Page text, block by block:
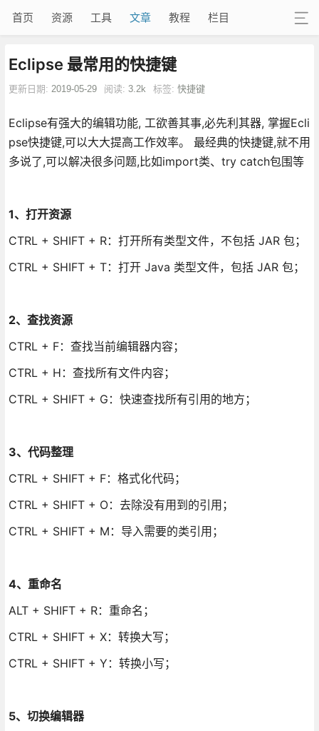
首页 资源 工具 文章 教程 栏目
Eclipse 最常用的快捷键
更新日期: 2019-05-29 阅读: 3.2k 标签: 快捷键
Eclipse有强大的编辑功能, 工欲善其事,必先利其器, 掌握Ecli
pse快捷键,可以大大提高工作效率。 最经典的快捷键,就不用
多说了,可以解决很多问题,比如import类、try catch包围等
1、打开资源
CTRL + SHIFT + R：打开所有类型文件，不包括 JAR 包；
CTRL + SHIFT + T：打开 Java 类型文件，包括 JAR 包；
2、查找资源
CTRL + F：查找当前编辑器内容；
CTRL + H：查找所有文件内容；
CTRL + SHIFT + G：快速查找所有引用的地方；
3、代码整理
CTRL + SHIFT + F：格式化代码；
CTRL + SHIFT + O：去除没有用到的引用；
CTRL + SHIFT + M：导入需要的类引用；
4、重命名
ALT + SHIFT + R：重命名；
CTRL + SHIFT + X：转换大写；
CTRL + SHIFT + Y：转换小写；
5、切换编辑器